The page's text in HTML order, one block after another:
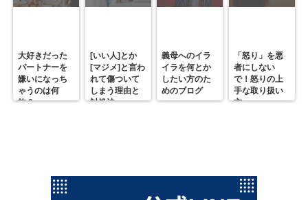
大好きだった
パートナーを
嫌いになっち
ゃうのは何
故？
[いい人]とか
[マジメ]と言わ
れて傷ついて
しまう理由と
対処法
義母へのイラ
イラを何とか
したい方のた
めのブログ
「怒り」を悪
者にしない
で！怒りの上
手な取り扱い
方